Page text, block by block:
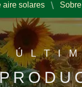
aire solares